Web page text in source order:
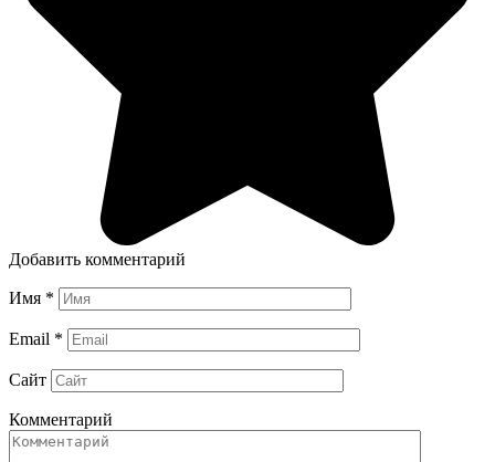
Добавить комментарий
Имя *
Email *
Сайт
Комментарий